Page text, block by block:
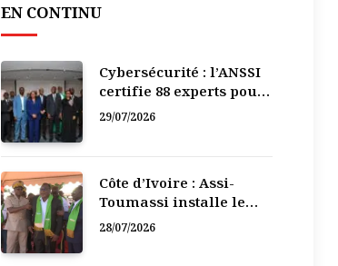
EN CONTINU
Cybersécurité : l’ANSSI
certifie 88 experts pour
renforcer la défense
29/07/2026
Côte d’Ivoire : Assi-
Toumassi installe le
bureau exécutif de sa
28/07/2026